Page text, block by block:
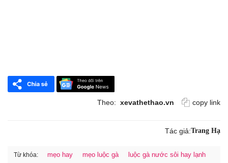
Theo: xevathethao.vn copy link
Tác giả:Trang Hạ
Từ khóa: mẹo hay mẹo luộc gà luộc gà nước sôi hay lạnh